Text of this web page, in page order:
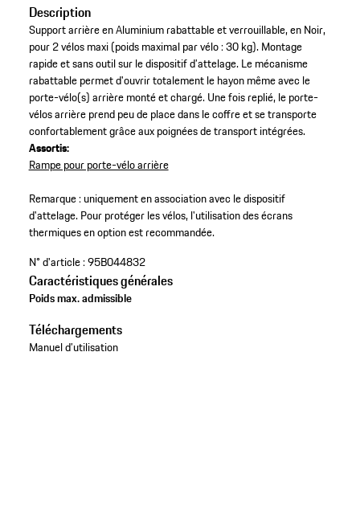
Description
Support arrière en Aluminium rabattable et verrouillable, en Noir,
pour 2 vélos maxi (poids maximal par vélo : 30 kg). Montage
rapide et sans outil sur le dispositif d’attelage. Le mécanisme
rabattable permet d'ouvrir totalement le hayon même avec le
porte-vélo(s) arrière monté et chargé. Une fois replié, le porte-
vélos arrière prend peu de place dans le coffre et se transporte
confortablement grâce aux poignées de transport intégrées.
Assortis:
Rampe pour porte-vélo arrière
Remarque : uniquement en association avec le dispositif
d'attelage. Pour protéger les vélos, l'utilisation des écrans
thermiques en option est recommandée.
N° d'article :95B044832
Caractéristiques générales
Poids max. admissible
Téléchargements
Manuel d’utilisation